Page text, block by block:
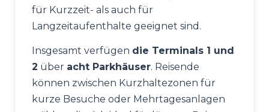
für Kurzzeit- als auch für
Langzeitaufenthalte geeignet sind.
Insgesamt verfügen die Terminals 1 und
2 über acht Parkhäuser. Reisende
können zwischen Kurzhaltezonen für
kurze Besuche oder Mehrtagesanlagen